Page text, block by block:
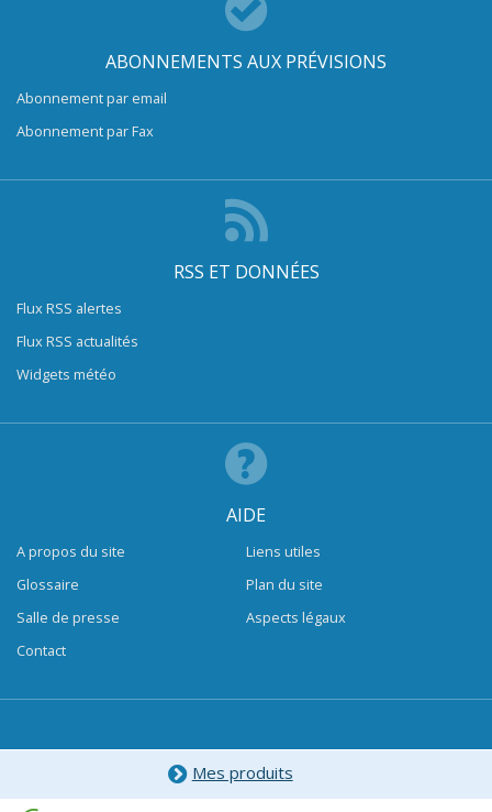
ABONNEMENTS AUX PRÉVISIONS
Abonnement par email
Abonnement par Fax
RSS ET DONNÉES
Flux RSS alertes
Flux RSS actualités
Widgets météo
AIDE
A propos du site
Glossaire
Salle de presse
Contact
Liens utiles
Plan du site
Aspects légaux
Mes produits